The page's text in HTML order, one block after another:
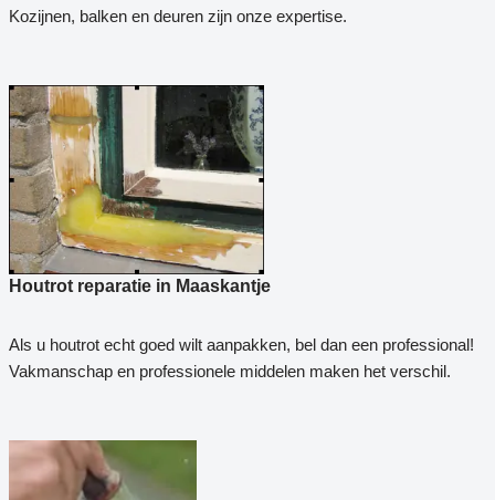
Kozijnen, balken en deuren zijn onze expertise.
Houtrot reparatie in Maaskantje
Als u houtrot echt goed wilt aanpakken, bel dan een professional!
Vakmanschap en professionele middelen maken het verschil.